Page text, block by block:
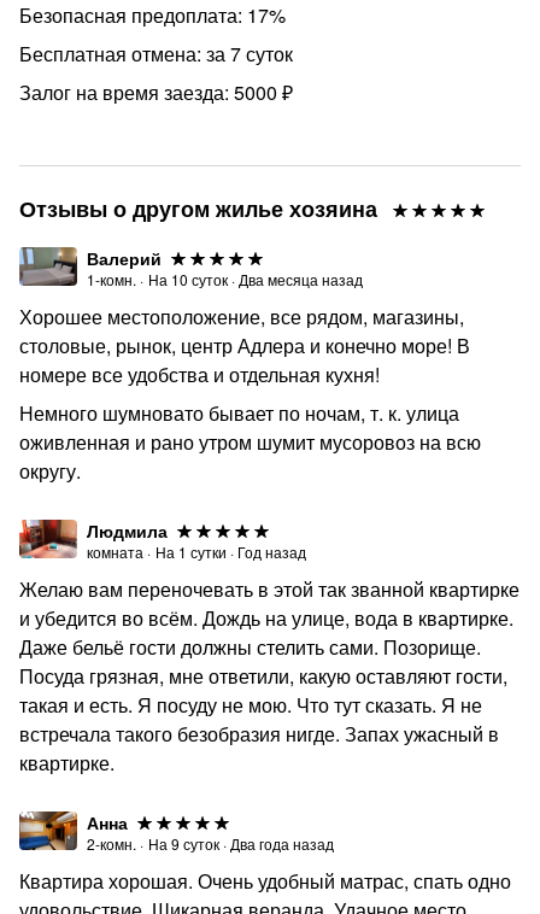
Безопасная предоплата: 17%
Бесплатная отмена: за 7 суток
Залог на время заезда: 5000 ₽
Отзывы о другом жилье хозяина
Валерий
1-комн. · На 10 суток · Два месяца назад
Хорошее местоположение, все рядом, магазины,
столовые, рынок, центр Адлера и конечно море! В
номере все удобства и отдельная кухня!
Немного шумновато бывает по ночам, т. к. улица
оживленная и рано утром шумит мусоровоз на всю
округу.
Людмила
комната · На 1 сутки · Год назад
Желаю вам переночевать в этой так званной квартирке
и убедится во всём. Дождь на улице, вода в квартирке.
Даже бельё гости должны стелить сами. Позорище.
Посуда грязная, мне ответили, какую оставляют гости,
такая и есть. Я посуду не мою. Что тут сказать. Я не
встречала такого безобразия нигде. Запах ужасный в
квартирке.
Анна
2-комн. · На 9 суток · Два года назад
Квартира хорошая. Очень удобный матрас, спать одно